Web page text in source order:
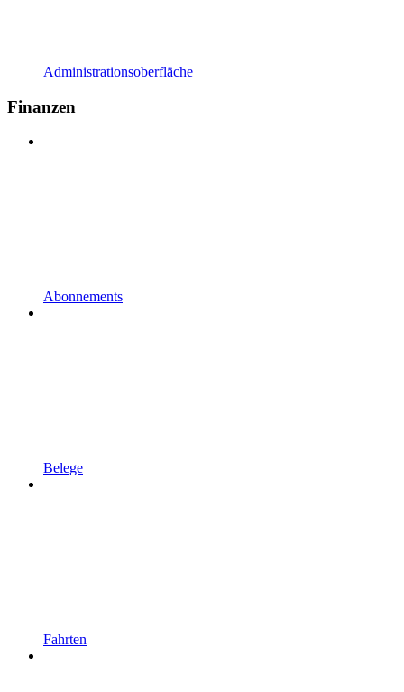
Administrationsoberfläche
Finanzen
Abonnements
Belege
Fahrten